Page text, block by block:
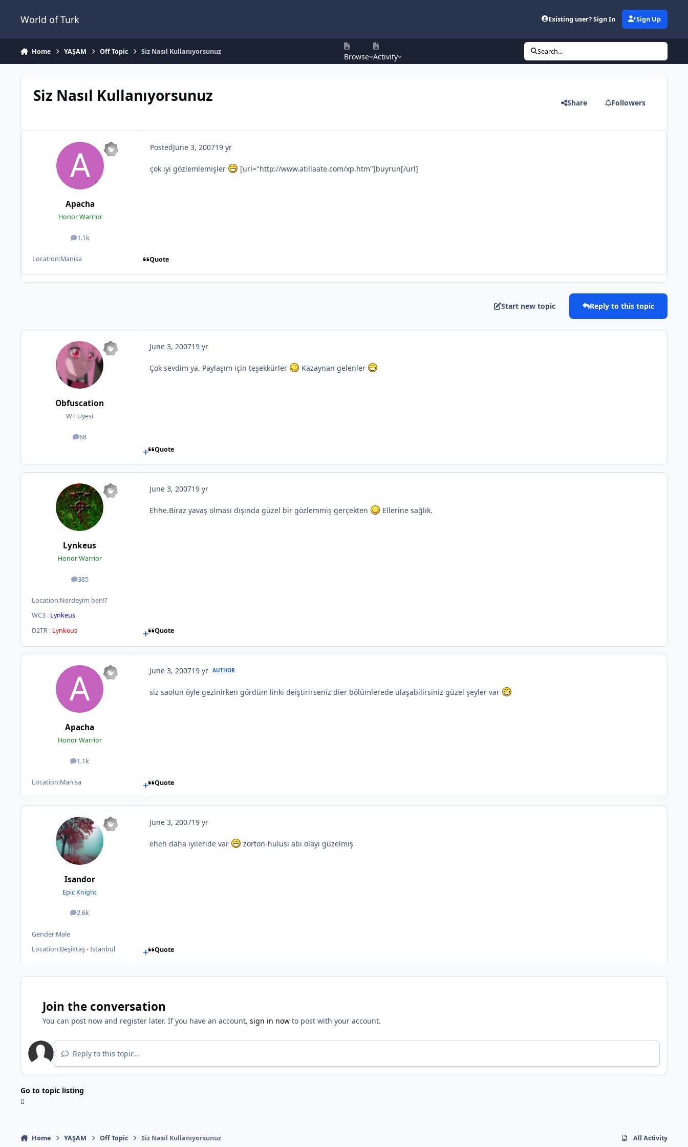
World of Turk Existing user? Sign In Sign Up
Home YAŞAM Off Topic Siz Nasıl Kullanıyorsunuz
Browse Activity
Search...
Siz Nasıl Kullanıyorsunuz Share Followers
Apacha
Honor Warrior
1.1k
posts
Location:Manisa
PostedJune 3, 200719 yr
çok iyi gözlemlemişler [url="http://www.atillaate.com/xp.htm"]buyrun[/url]
Quote
Start new topic Reply to this topic
Obfuscation
WT Uyesi
68
posts
June 3, 200719 yr
Çok sevdim ya. Paylaşım için teşekkürler Kazaynan gelenler
Quote
Lynkeus
Honor Warrior
385
posts
Location:Nerdeyim ben!?
WC3 : Lynkeus
D2TR : Lynkeus
June 3, 200719 yr
Ehhe.Biraz yavaş olması dışında güzel bir gözlemmiş gerçekten Ellerine sağlık.
Quote
Apacha
Honor Warrior
1.1k
posts
Location:Manisa
June 3, 200719 yr AUTHOR
siz saolun öyle gezinirken gördüm linki deiştirirseniz dier bölümlerede ulaşabilirsiniz güzel şeyler var
Quote
Isandor
Epic Knight
2.6k
posts
Gender:Male
Location:Beşiktaş - İstanbul
June 3, 200719 yr
eheh daha iyileride var zorton-hulusi abi olayı güzelmiş
Quote
Join the conversation
You can post now and register later. If you have an account, sign in now to post with your account.
Reply to this topic...
Go to topic listing
Home YAŞAM Off Topic Siz Nasıl Kullanıyorsunuz All Activity